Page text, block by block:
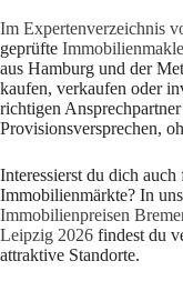
Im Expertenverzeichnis
geprüfte
aus Hamburg und der
kaufen, verkaufen oder
richtigen
Provisionsversprechen,
Interessierst du dich
Immobilienmärkte? In
Immobilienpreisen
Leipzig 2026 findest du
attraktive Standorte.